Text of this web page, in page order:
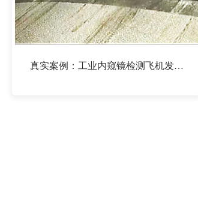
真实案例：工业内窥镜检测飞机发动机叶片